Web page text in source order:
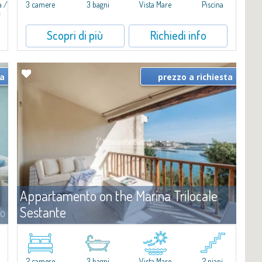
/
3 camere 3 bagni Vista Mare Piscina
Scopri di più Richiedi info
Appartamento on the Marina Trilocale
Sestante
Porto Cervo Affitto
​Esclusivo appartamento fronte mare su due livelli, nel cuore della
Marina di Porto Cervo.All’interno de Il Sestante, prestigioso
prezzo a richiesta